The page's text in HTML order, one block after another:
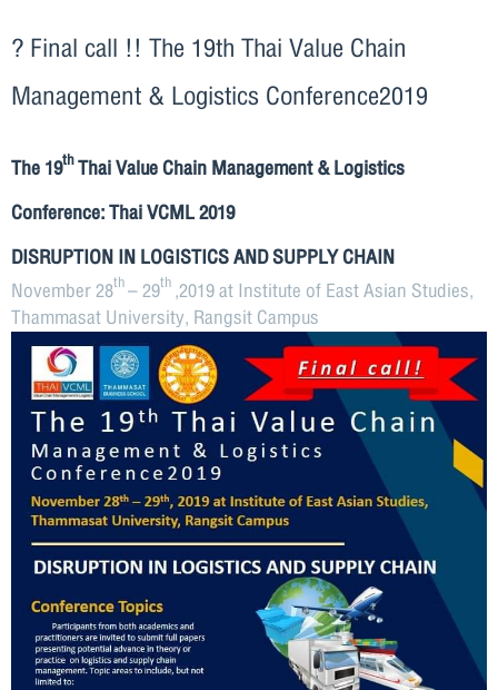
? Final call !! The 19th Thai Value Chain
Management & Logistics Conference2019
The 19thThai Value Chain Management & Logistics
Conference:Thai VCML 2019
DISRUPTION IN LOGISTICS AND SUPPLY CHAIN
November28th– 29th,2019 at Institute of East Asian Studies,
Thammasat University, Rangsit Campus